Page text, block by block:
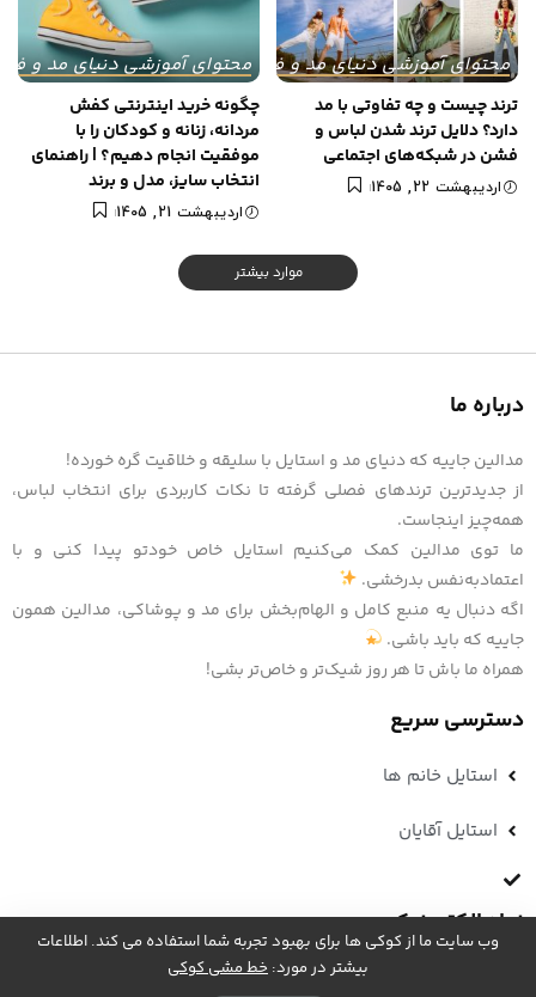
محتوای آموزشی دنیای مد و فشن
ترند چیست و چه تفاوتی با مد
دارد؟ دلایل ترند شدن لباس و
فشن در شبکه‌های اجتماعی
اردیبهشت 22, 1405
محتوای آموزشی دنیای مد و
چگونه خرید اینترنتی کفش
مردانه، زنانه و کودکان را با
موفقیت انجام دهیم؟ | راهنمای
انتخاب سایز، مدل و برند
اردیبهشت 21, 1405
موارد بیشتر
درباره ما
مدالین جاییه که دنیای مد و استایل با سلیقه و خلاقیت گره خورده!
از جدیدترین ترندهای فصلی گرفته تا نکات کاربردی برای انتخاب لباس،
همه‌چیز اینجاست.
ما توی مدالین کمک می‌کنیم استایل خاص خودتو پیدا کنی و با
اعتمادبه‌نفس بدرخشی.
اگه دنبال یه منبع کامل و الهام‌بخش برای مد و پوشاکی، مدالین همون
جاییه که باید باشی.
همراه ما باش تا هر روز شیک‌تر و خاص‌تر بشی!
دسترسی سریع
استایل خانم ها
استایل آقایان
نماد الکترونیک
وب سایت ما از کوکی ها برای بهبود تجربه شما استفاده می کند. اطلاعات
بیشتر در مورد: خط مشی کوکی